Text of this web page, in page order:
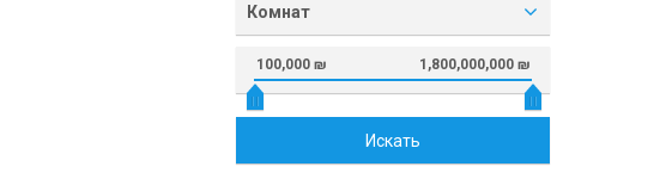
Комнат
100,000 ₪ 1,800,000,000 ₪
Искать